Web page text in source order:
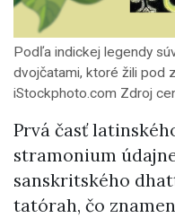
Podľa indickej legendy
dvojčatami, ktoré žili pod
iStockphoto.com Zdroj
Prvá časť
stramonium
sanskritského
tatórah, čo